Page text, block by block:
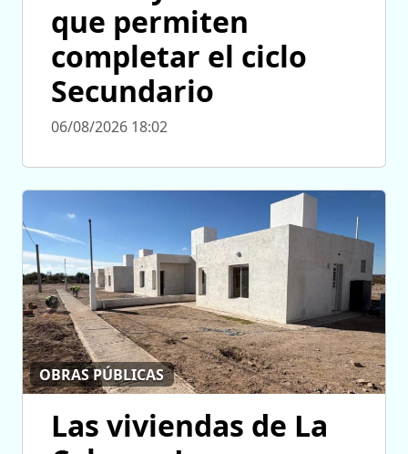
que permiten
completar el ciclo
Secundario
06/08/2026 18:02
OBRAS PÚBLICAS
Las viviendas de La